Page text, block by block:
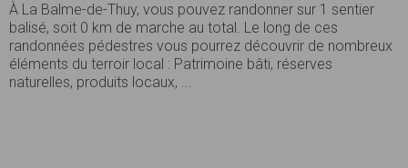
À La Balme-de-Thuy, vous pouvez randonner sur 1 sentier
balisé, soit 0 km de marche au total. Le long de ces
randonnées pédestres vous pourrez découvrir de nombreux
éléments du terroir local : Patrimoine bâti, réserves
naturelles, produits locaux, ...